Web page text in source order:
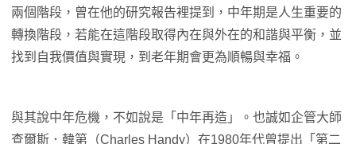
兩個階段，曾在他的研究報告裡提到，中年期是人生重要的
轉換階段，若能在這階段取得內在與外在的和諧與平衡，並
找到自我價值與實現，到老年期會更為順暢與幸福。
與其說中年危機，不如說是「中年再造」。也誠如企管大師
查爾斯．韓第（Charles Handy）在1980年代曾提出「第二